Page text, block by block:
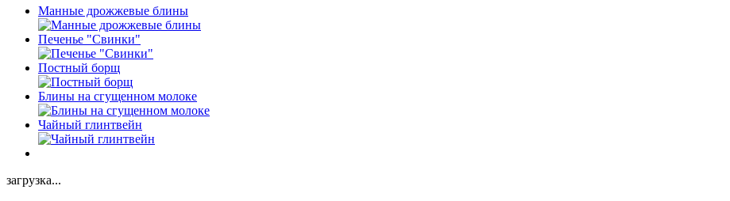
Манные дрожжевые блины
Печенье "Свинки"
Постный борщ
Блины на сгущенном молоке
Чайный глинтвейн
загрузка...